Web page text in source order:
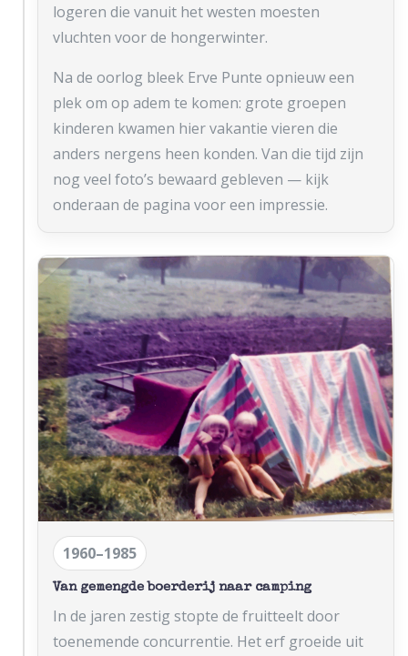
logeren die vanuit het westen moesten
vluchten voor de hongerwinter.
Na de oorlog bleek Erve Punte opnieuw een
plek om op adem te komen: grote groepen
kinderen kwamen hier vakantie vieren die
anders nergens heen konden. Van die tijd zijn
nog veel foto’s bewaard gebleven — kijk
onderaan de pagina voor een impressie.
1960–1985
Van gemengde boerderij naar camping
In de jaren zestig stopte de fruitteelt door
toenemende concurrentie. Het erf groeide uit